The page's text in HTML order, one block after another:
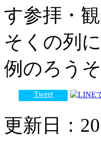
す参拝・
そくの列
例のろう
Tweet
更新日：